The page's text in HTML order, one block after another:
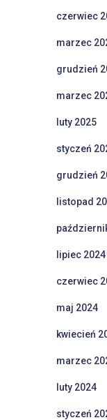
czerwiec
marzec
grudzień
marzec
luty 2025
styczeń
grudzień
listopad
lipiec 2024
czerwiec
maj 2024
kwiecień
marzec
luty 2024
styczeń